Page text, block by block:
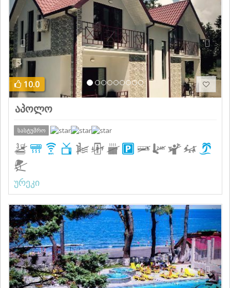
10.0
აპოლო
სასტუმრო
ურეკი
Previous Next